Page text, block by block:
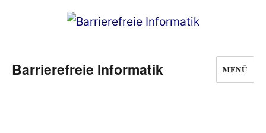
Barrierefreie Informatik MENÜ